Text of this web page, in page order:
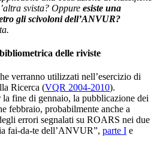
svista? Oppure esiste una
gli scivoloni dell’ANVUR?
delle riviste
verranno utilizzati nell’esercizio di
Ricerca (VQR 2004-2010).
fine di gennaio, la pubblicazione dei
febbraio, probabilmente anche a
errori segnalati su ROARS nei due
fai-da-te dell’ANVUR”, parte I e